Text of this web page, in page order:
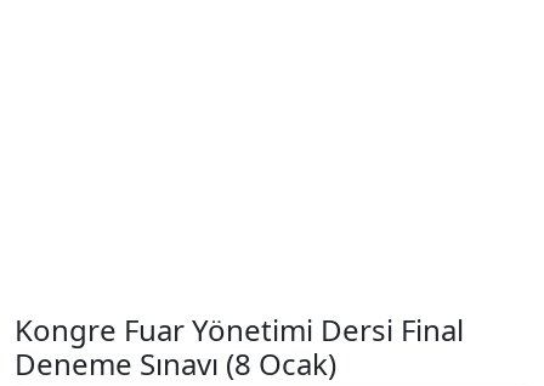
Kongre Fuar Yönetimi Dersi Final
Deneme Sınavı (8 Ocak)